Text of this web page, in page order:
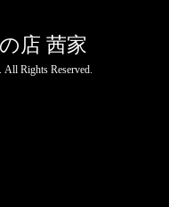
店 茜家
. All Rights Reserved.